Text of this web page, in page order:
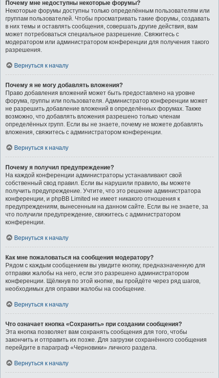
Почему мне недоступны некоторые форумы?
Некоторые форумы доступны только определённым пользователям или
группам пользователей. Чтобы просматривать такие форумы, создавать
в них темы и оставлять сообщения, совершать другие действия, вам
может потребоваться специальное разрешение. Свяжитесь с
модератором или администратором конференции для получения такого
разрешения.
Вернуться к началу
Почему я не могу добавлять вложения?
Право добавления вложений может быть предоставлено на уровне
форума, группы или пользователя. Администратор конференции может
не разрешить добавление вложений в определённых форумах. Также
возможно, что добавлять вложения разрешено только членам
определённых групп. Если вы не знаете, почему не можете добавлять
вложения, свяжитесь с администратором конференции.
Вернуться к началу
Почему я получил предупреждение?
На каждой конференции администраторы устанавливают свой
собственный свод правил. Если вы нарушили правило, вы можете
получить предупреждение. Учтите, что это решение администратора
конференции, и phpBB Limited не имеет никакого отношения к
предупреждениям, вынесенным на данном сайте. Если вы не знаете, за
что получили предупреждение, свяжитесь с администратором
конференции.
Вернуться к началу
Как мне пожаловаться на сообщения модератору?
Рядом с каждым сообщением вы увидите кнопку, предназначенную для
отправки жалобы на него, если это разрешено администратором
конференции. Щёлкнув по этой кнопке, вы пройдёте через ряд шагов,
необходимых для оправки жалобы на сообщение.
Вернуться к началу
Что означает кнопка «Сохранить» при создании сообщения?
Эта кнопка позволяет вам сохранять сообщения для того, чтобы
закончить и отправить их позже. Для загрузки сохранённого сообщения
перейдите в параграф «Черновики» личного раздела.
Вернуться к началу